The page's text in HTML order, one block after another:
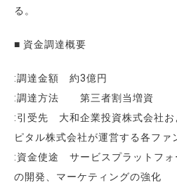
る。
■ 資金調達概要
:調達金額 約3億円
:調達方法 第三者割当増資
:引受先 大和企業投資株式会社お
ピタル株式会社が運営する各ファ
:資金使途 サービスプラットフォ
の開発、マーケティングの強化